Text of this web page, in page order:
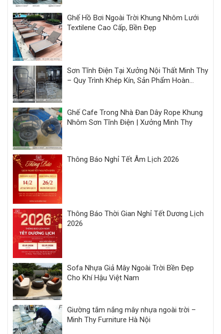
Ghế Hồ Bơi Ngoài Trời Khung Nhôm Lưới
Textilene Cao Cấp, Bền Đẹp
Sơn Tĩnh Điện Tại Xưởng Nội Thất Minh Thy
– Quy Trình Khép Kín, Sản Phẩm Hoàn
Ghế Cafe Trong Nhà Đan Dây Rope Khung
Nhôm Sơn Tĩnh Điện | Xưởng Minh Thy
Thông Báo Nghỉ Tết Âm Lịch 2026
Thông Báo Thời Gian Nghỉ Tết Dương Lịch
2026
Sofa Nhựa Giả Mây Ngoài Trời Bền Đẹp
Cho Khí Hậu Việt Nam
Giường tắm nắng mây nhựa ngoài trời –
Minh Thy Furniture Hà Nội